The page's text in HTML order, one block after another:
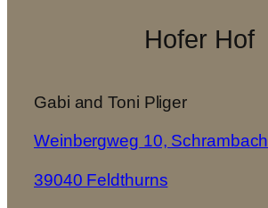
Hofer Hof
Gabi and Toni Pliger
Weinbergweg 10, Schrambach
39040 Feldthurns